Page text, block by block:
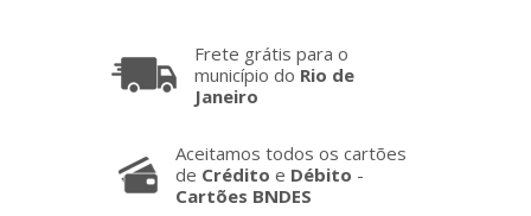
Frete grátis para o
município do Rio de
Janeiro
Aceitamos todos os cartões
de Crédito e Débito -
Cartões BNDES